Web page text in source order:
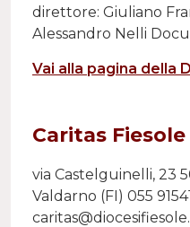
direttore: Giuliano
Alessandro Nelli
Vai alla pagina della
Caritas Fiesole
via Castelguinelli, 23
Valdarno (FI) 055